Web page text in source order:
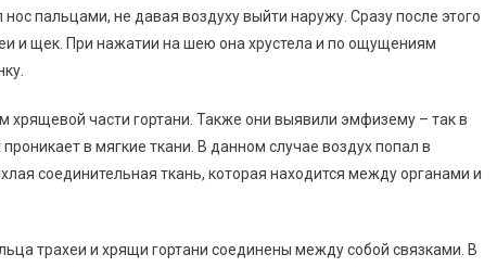
пальцами, не давая воздуху выйти наружу. Сразу после этого
и щек. При нажатии на шею она хрустела и по ощущениям
хрящевой части гортани. Также они выявили эмфизему – так в
в мягкие ткани. В данном случае воздух попал в
соединительная ткань, которая находится между органами и
трахеи и хрящи гортани соединены между собой связками. В